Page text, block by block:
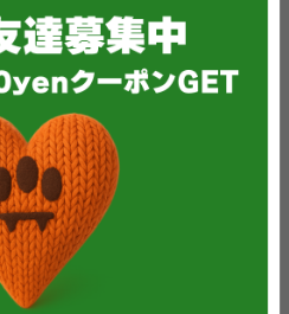
53cm 袖丈26cm
57cm 袖丈27cm
60cm 袖丈28cm
用
用